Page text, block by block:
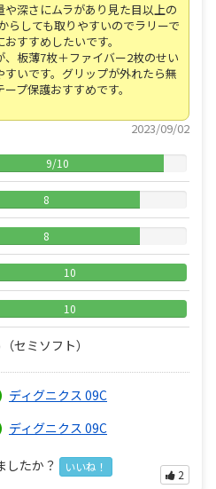
深さにムラがあり見た目以上の
らしても取りやすいのでラリーで
すすめしたいです。
板薄7枚＋ファイバー2枚のせい
いです。グリップが外れたら無
プ保護おすすめです。
2023/09/02
9/10
8
8
10
10
セミソフト）
ディグニクス 09C
ディグニクス 09C
したか？ いいね！
2